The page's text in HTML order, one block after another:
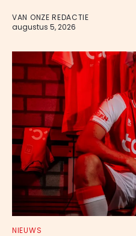
VAN ONZE REDACTIE
augustus 5, 2026
NIEUWS